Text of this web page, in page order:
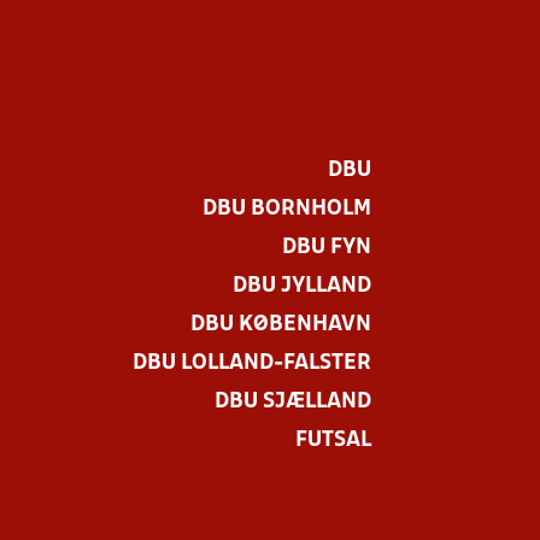
DBU
DBU BORNHOLM
DBU FYN
DBU JYLLAND
DBU KØBENHAVN
DBU LOLLAND-FALSTER
DBU SJÆLLAND
FUTSAL